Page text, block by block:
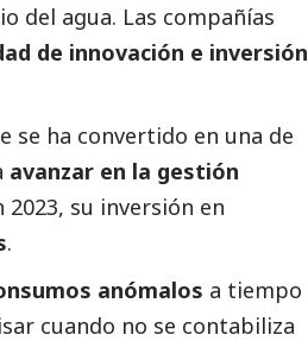
del agua. Las compañías
de innovación e inversión
se ha convertido en una de
avanzar en la gestión
2023, su inversión en
.
anómalos a tiempo
cuando no se contabiliza